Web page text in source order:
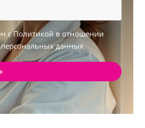
с Политикой в отношении
персональных данных